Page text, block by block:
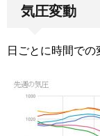
気圧変動
日ごとに時間での